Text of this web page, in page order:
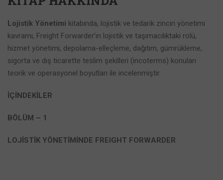
Lojistik Yönetimi kitabında, lojistik ve tedarik zinciri yönetimi
kavramı, Freight Forwarder’ın lojistik ve taşımacılıktaki rolü,
hizmet yönetimi, depolama-elleçleme, dağıtım, gümrükleme,
sigorta ve dış ticarette teslim şekilleri (incoterms) konuları
teorik ve operasyonel boyutları ile incelenmiştir.
İÇİNDEKİLER
BÖLÜM – 1
LOJİSTİK YÖNETİMİNDE FREIGHT FORWARDER